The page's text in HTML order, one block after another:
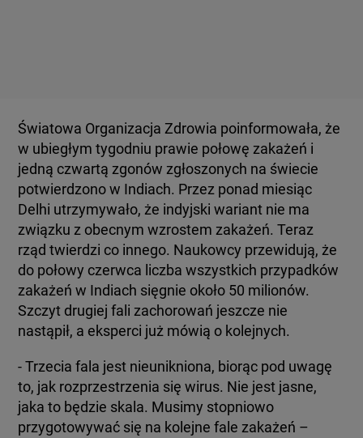
Światowa Organizacja Zdrowia poinformowała, że
w ubiegłym tygodniu prawie połowę zakażeń i
jedną czwartą zgonów zgłoszonych na świecie
potwierdzono w Indiach. Przez ponad miesiąc
Delhi utrzymywało, że indyjski wariant nie ma
związku z obecnym wzrostem zakażeń. Teraz
rząd twierdzi co innego. Naukowcy przewidują, że
do połowy czerwca liczba wszystkich przypadków
zakażeń w Indiach sięgnie około 50 milionów.
Szczyt drugiej fali zachorowań jeszcze nie
nastąpił, a eksperci już mówią o kolejnych.
- Trzecia fala jest nieunikniona, biorąc pod uwagę
to, jak rozprzestrzenia się wirus. Nie jest jasne,
jaka to będzie skala. Musimy stopniowo
przygotowywać się na kolejne fale zakażeń –